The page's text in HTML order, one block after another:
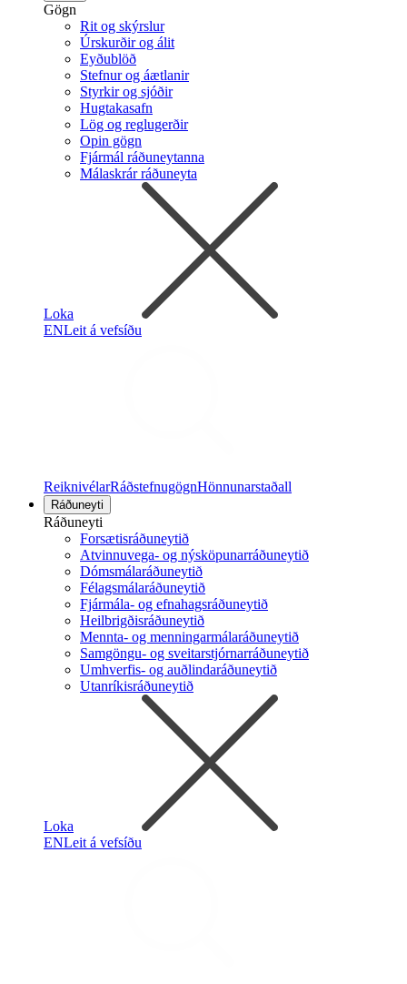
Gögn
Rit og skýrslur
Úrskurðir og álit
Eyðublöð
Stefnur og áætlanir
Styrkir og sjóðir
Hugtakasafn
Lög og reglugerðir
Opin gögn
Fjármál ráðuneytanna
Málaskrár ráðuneyta
Loka
ENLeit á vefsíðu
ReiknivélarRáðstefnugögnHönnunarstaðall
Ráðuneyti
Ráðuneyti
Forsætisráðuneytið
Atvinnuvega- og nýsköpunarráðuneytið
Dómsmálaráðuneytið
Félagsmálaráðuneytið
Fjármála- og efnahagsráðuneytið
Heilbrigðisráðuneytið
Mennta- og menningarmálaráðuneytið
Samgöngu- og sveitarstjórnarráðuneytið
Umhverfis- og auðlindaráðuneytið
Utanríkisráðuneytið
Loka
ENLeit á vefsíðu